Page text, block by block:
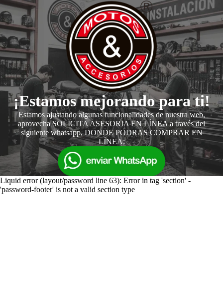
¡Estamos mejorando para ti!
Estamos ajustando algunas funcionalidades de nuestra web,
aprovecha SOLICITA ASESORIA EN LÍNEA a través del
siguiente whatsapp, DONDE PODRAS COMPRAR EN
LÍNEA:
Liquid error (layout/password line 63): Error in tag 'section' -
'password-footer' is not a valid section type